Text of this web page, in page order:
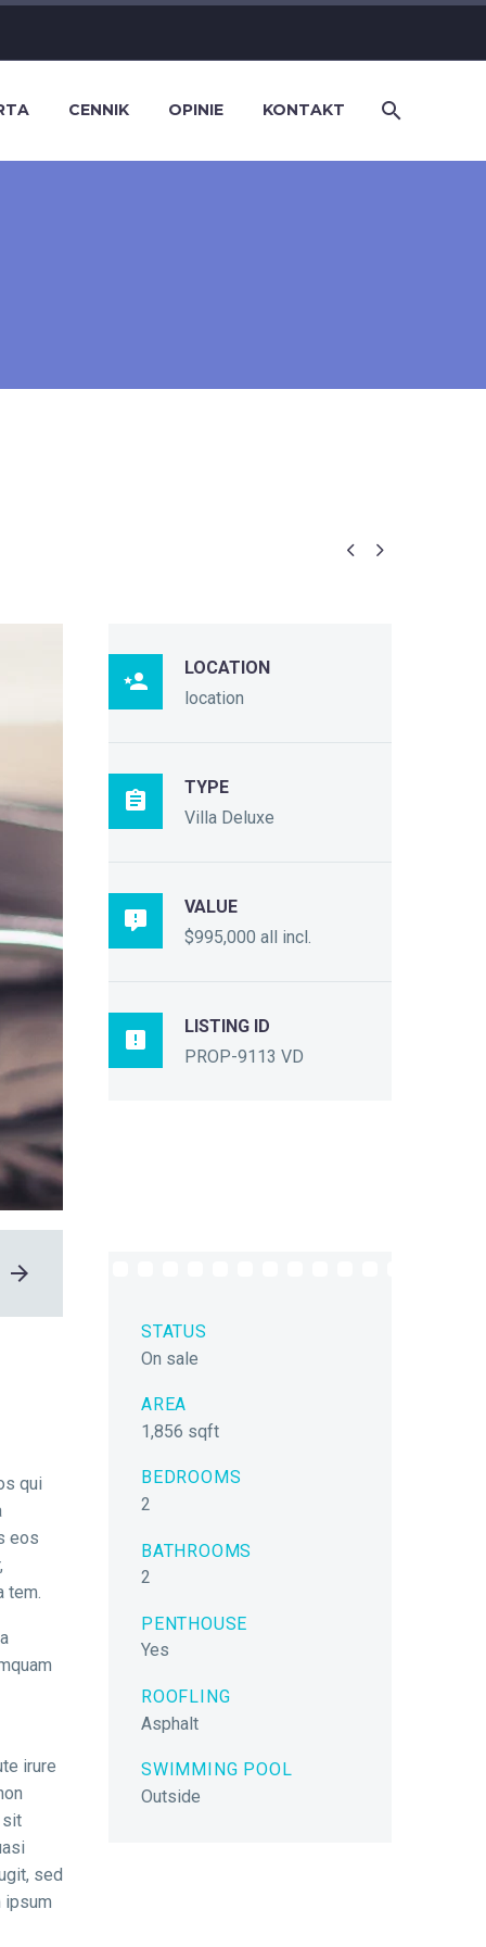
CENNIK OPINIE KONTAKT
 
qui
eos
tem.
irure
sit
sed
ipsum

LOCATION
location

TYPE
Villa Deluxe

VALUE
$995,000 all incl.

LISTING ID
PROP-9113 VD
STATUS
On sale
AREA
1,856 sqft
BEDROOMS
2
BATHROOMS
2
PENTHOUSE
Yes
ROOFLING
Asphalt
SWIMMING POOL
Outside